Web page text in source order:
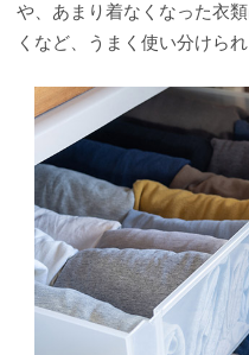
や、あまり着なくなった衣
くなど、うまく使い分けら